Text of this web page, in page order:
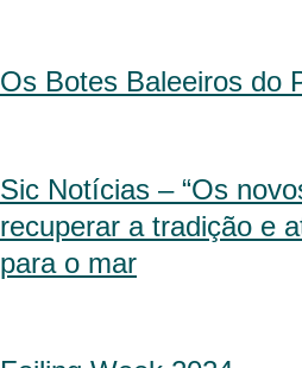
Os Botes Baleeiros do
Sic Notícias – “Os
recuperar a tradição e
para o mar